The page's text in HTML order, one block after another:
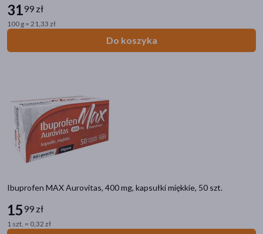
3199 zł
100 g = 21,33 zł
Do koszyka
Ibuprofen MAX Aurovitas, 400 mg, kapsułki miękkie, 50 szt.
1599 zł
1 szt. = 0,32 zł